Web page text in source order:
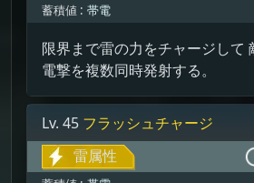
蓄積値 : 帯電
限界まで雷の力をチャージして
電撃を複数同時発射する。
Lv. 45 フラッシュチャージ
雷属性